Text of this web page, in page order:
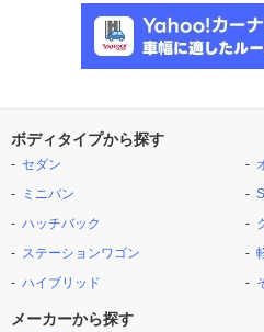
ボディタイプから探す
セダン
ミニバン
ハッチバック
ステーションワゴン
ハイブリッド
メーカーから探す